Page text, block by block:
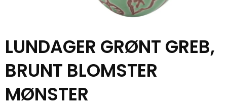
LUNDAGER GRØNT GREB,
BRUNT BLOMSTER
MØNSTER